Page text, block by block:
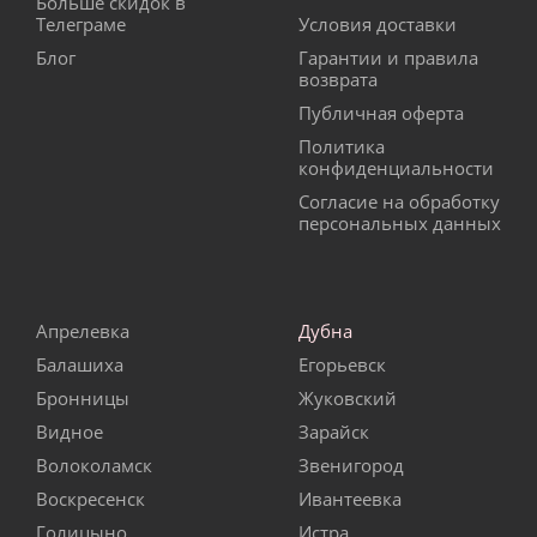
Телеграме
Блог
Условия доставки
Гарантии и правила
возврата
Публичная оферта
Политика
конфиденциальности
Согласие на обработку
персональных данных
Апрелевка
Балашиха
Бронницы
Видное
Волоколамск
Воскресенск
Голицыно
Дубна
Егорьевск
Жуковский
Зарайск
Звенигород
Ивантеевка
Истра